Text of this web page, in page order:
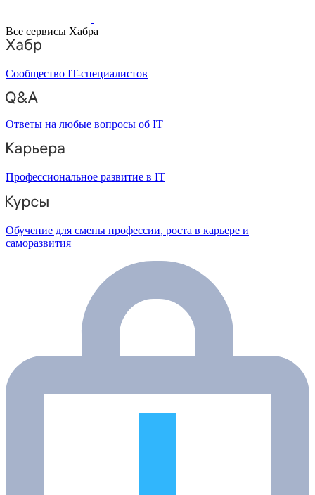
Все сервисы Хабра
Сообщество IT-специалистов
Ответы на любые вопросы об IT
Профессиональное развитие в IT
Обучение для смены профессии, роста в карьере и
саморазвития